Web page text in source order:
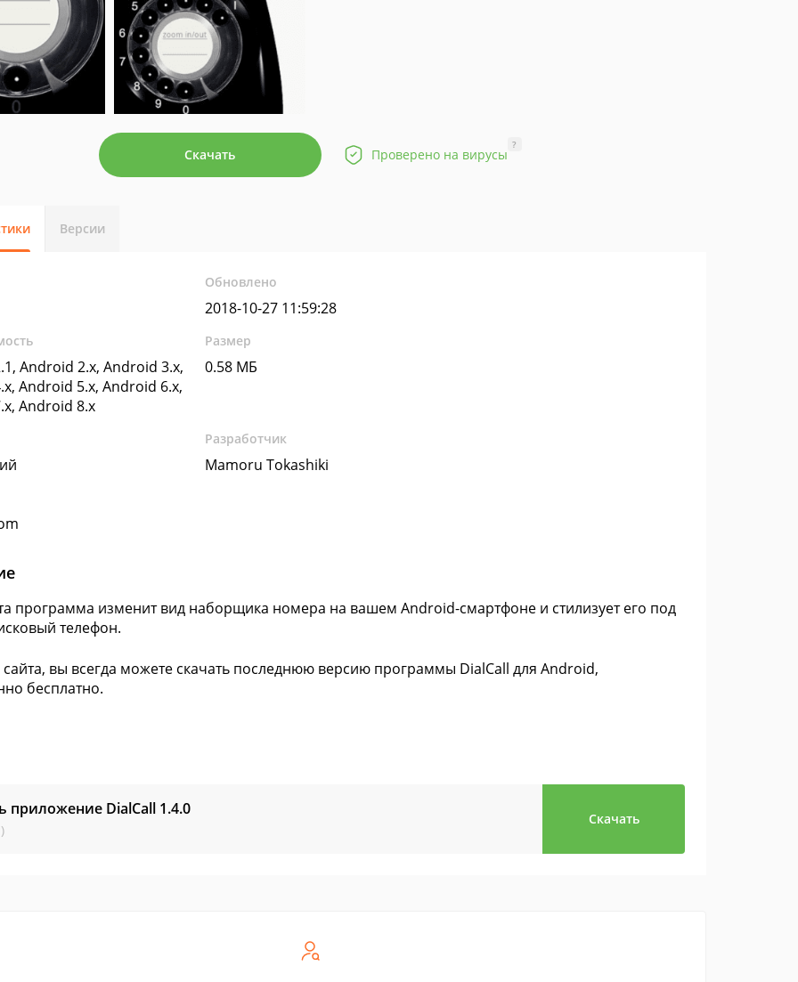
Скачать Проверено на вирусы
?
Версии
Обновлено
2018-10-27 11:59:28
Android 2.x, Android 3.x,
Android 5.x, Android 6.x,
Android 8.x
Размер
0.58 МБ
Разработчик
Mamoru Tokashiki
программа изменит вид наборщика номера на вашем Android-смартфоне и стилизует его под
телефон.
вы всегда можете скачать последнюю версию программы DialCall для Android,
бесплатно.
приложение DialCall 1.4.0
Скачать